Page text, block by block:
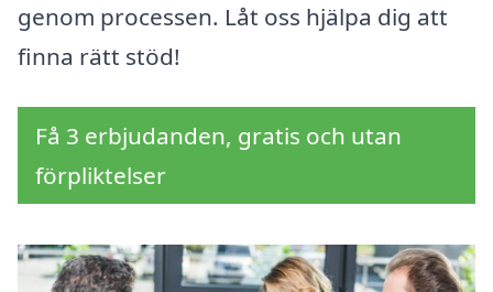
genom processen. Låt oss hjälpa dig att
finna rätt stöd!
Få 3 erbjudanden, gratis och utan
förpliktelser